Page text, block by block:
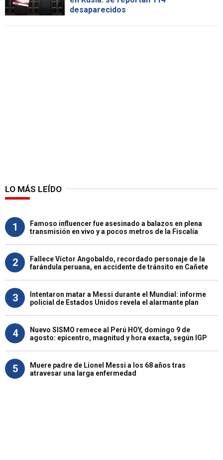
desaparecidos
LO MÁS LEÍDO
1
Famoso influencer fue asesinado a balazos en plena
transmisión en vivo y a pocos metros de la Fiscalía
2
Fallece Víctor Angobaldo, recordado personaje de la
farándula peruana, en accidente de tránsito en Cañete
3
Intentaron matar a Messi durante el Mundial: informe
policial de Estados Unidos revela el alarmante plan
4
Nuevo SISMO remece al Perú HOY, domingo 9 de
agosto: epicentro, magnitud y hora exacta, según IGP
5
Muere padre de Lionel Messi a los 68 años tras
atravesar una larga enfermedad